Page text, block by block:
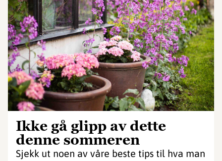
Ikke gå glipp av dette
denne sommeren
Sjekk ut noen av våre beste tips til hva man